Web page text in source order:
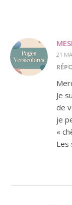
21
Je
de
je
«
Les